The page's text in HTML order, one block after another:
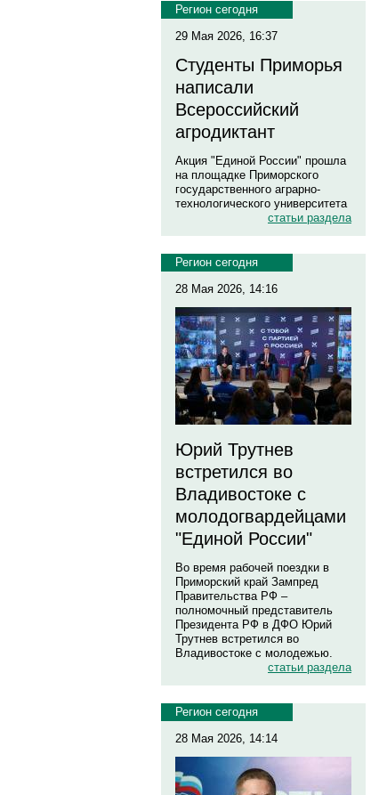
Регион сегодня
29 Мая 2026, 16:37
Студенты Приморья
написали
Всероссийский
агродиктант
Акция "Единой России" прошла
на площадке Приморского
государственного аграрно-
технологического университета
статьи раздела
Регион сегодня
28 Мая 2026, 14:16
Юрий Трутнев
встретился во
Владивостоке с
молодогвардейцами
"Единой России"
Во время рабочей поездки в
Приморский край Зампред
Правительства РФ –
полномочный представитель
Президента РФ в ДФО Юрий
Трутнев встретился во
Владивостоке с молодежью.
статьи раздела
Регион сегодня
28 Мая 2026, 14:14